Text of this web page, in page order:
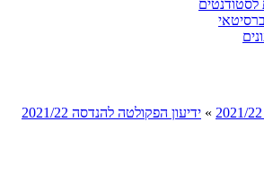
לסטודנטים
» ידיעון הפקולטה להנדסה 2021/22